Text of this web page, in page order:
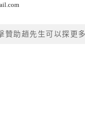
贊助趙先生可以探更